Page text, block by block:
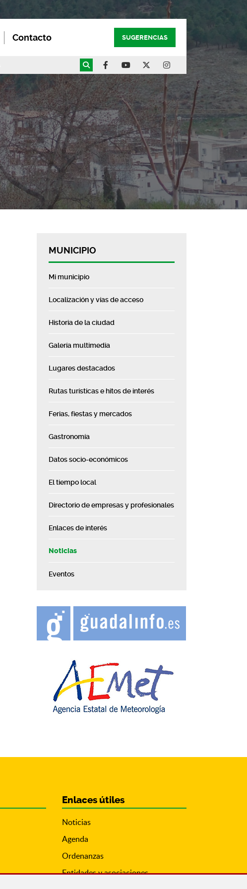
Contacto SUGERENCIAS
MUNICIPIO
Mi municipio
Localización y vías de acceso
Historia de la ciudad
Galería multimedia
Lugares destacados
Rutas turísticas e hitos de interés
Ferias, fiestas y mercados
Gastronomía
Datos socio-económicos
El tiempo local
Directorio de empresas y profesionales
Enlaces de interés
Noticias
Eventos
Enlaces útiles
Noticias
Agenda
Ordenanzas
Entidades y asociaciones